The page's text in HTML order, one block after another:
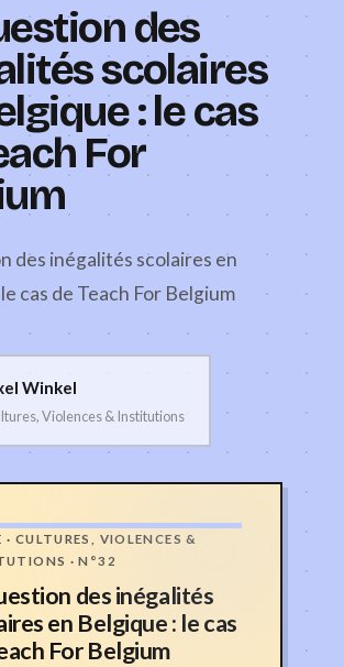
des
scolaires
: le cas
For
des inégalités scolaires en
cas de Teach For Belgium
Winkel
Violences & Institutions
· CULTURES, VIOLENCES &
· N°32
des inégalités
en Belgique : le cas
For Belgium